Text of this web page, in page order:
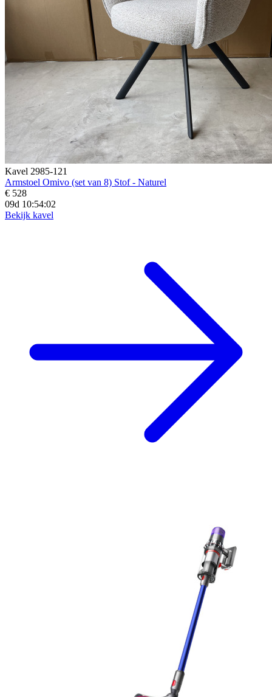
Kavel 2985-121
Armstoel Omivo (set van 8) Stof - Naturel
€ 528
09d 10:54:01
Bekijk kavel